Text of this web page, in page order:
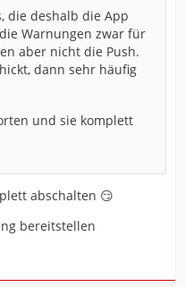
die deshalb die App
Warnungen zwar für
aber nicht die Push.
dann sehr häufig
und sie komplett
abschalten 😏
bereitstellen